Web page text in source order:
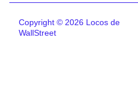
Copyright © 2026 Locos de
WallStreet